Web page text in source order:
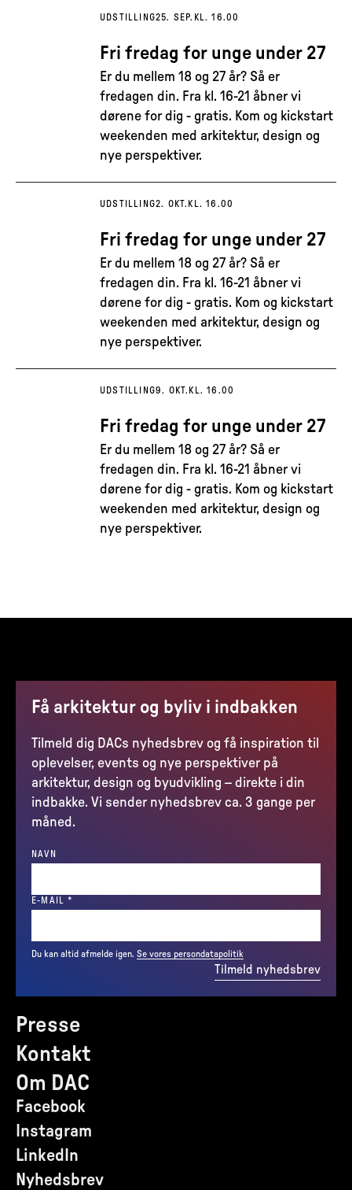
UDSTILLING25. SEP. KL. 16.00
Fri fredag for unge under 27
Er du mellem 18 og 27 år? Så er
fredagen din. Fra kl. 16-21 åbner vi
dørene for dig - gratis. Kom og kickstart
weekenden med arkitektur, design og
nye perspektiver.
UDSTILLING2. OKT. KL. 16.00
Fri fredag for unge under 27
Er du mellem 18 og 27 år? Så er
fredagen din. Fra kl. 16-21 åbner vi
dørene for dig - gratis. Kom og kickstart
weekenden med arkitektur, design og
nye perspektiver.
UDSTILLING9. OKT. KL. 16.00
Fri fredag for unge under 27
Er du mellem 18 og 27 år? Så er
fredagen din. Fra kl. 16-21 åbner vi
dørene for dig - gratis. Kom og kickstart
weekenden med arkitektur, design og
nye perspektiver.
Presse
Kontakt
Om DAC
Facebook
Instagram
LinkedIn
Nyhedsbrev
Få arkitektur og byliv i indbakken
Tilmeld dig DACs nyhedsbrev og få inspiration til
oplevelser, events og nye perspektiver på
arkitektur, design og byudvikling – direkte i din
indbakke. Vi sender nyhedsbrev ca. 3 gange per
måned.
NAVN
E-MAIL *
Du kan altid afmelde igen. Se vores persondatapolitik
Tilmeld nyhedsbrev